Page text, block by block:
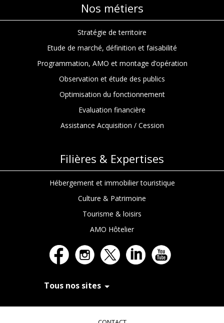
Nos métiers
Stratégie de territoire
Etude de marché, définition et faisabilité
Programmation, AMO et montage d’opération
Observation et étude des publics
Optimisation du fonctionnement
Evaluation financière
Assistance Acquisition / Cession
Filières & Expertises
Hébergement et immobilier touristique
Culture & Patrimoine
Tourisme & loisirs
AMO Hôtelier
Tous nos sites